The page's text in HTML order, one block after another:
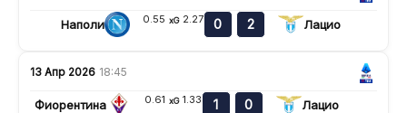
Наполи 0.55 xG 2.27 0 2 Лацио
13 Апр 2026 18:45
Фиорентина 0.61 xG 1.33 1 0 Лацио